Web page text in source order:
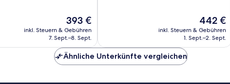
Der
Preis
beträgt
393 €
inkl. Steuern & Gebühren
7. Sept.–8. Sept.
Der
Preis
beträgt
442 €
inkl. Steuern & Gebühren
1. Sept.–2. Sept.
Ähnliche Unterkünfte vergleichen